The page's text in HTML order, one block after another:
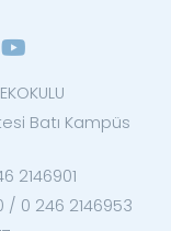
Batı Kampüs
2146901
/ 0 246 2146953